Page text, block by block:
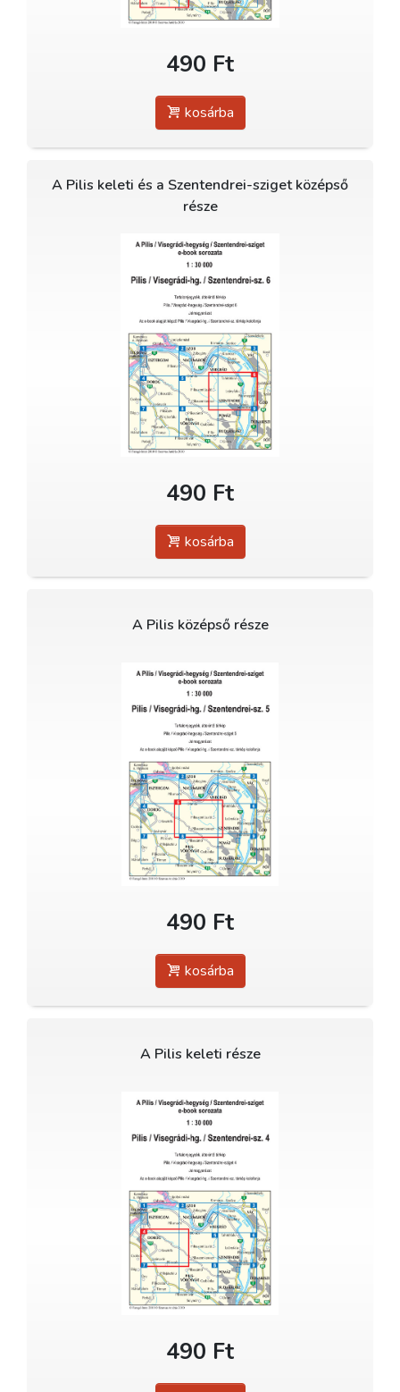
490 Ft
kosárba
A Pilis keleti és a Szentendrei-sziget középső
része
490 Ft
kosárba
A Pilis középső része
490 Ft
kosárba
A Pilis keleti része
490 Ft